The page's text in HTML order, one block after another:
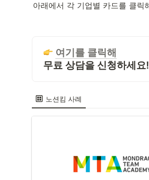
아래에서 각 기업별 카드를 클릭
여기를 클릭해
무료 상담을 신청하세요!
노션킴 사례